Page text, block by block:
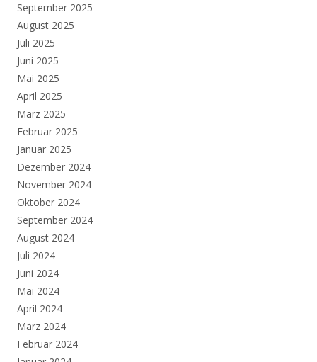
September 2025
August 2025
Juli 2025
Juni 2025
Mai 2025
April 2025
März 2025
Februar 2025
Januar 2025
Dezember 2024
November 2024
Oktober 2024
September 2024
August 2024
Juli 2024
Juni 2024
Mai 2024
April 2024
März 2024
Februar 2024